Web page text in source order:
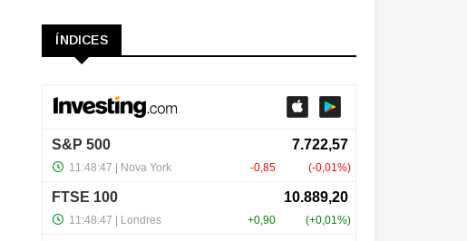
ÍNDICES